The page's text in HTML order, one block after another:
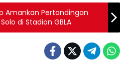
Amankan Pertandingan
di Stadion GBLA